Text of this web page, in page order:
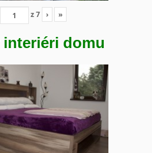
z7 › »
interiéri domu